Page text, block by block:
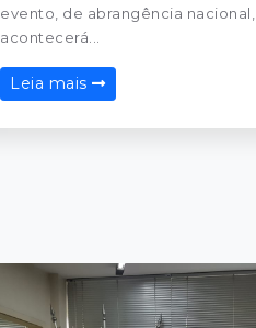
evento, de abrangência nacional,
acontecerá...
Leia mais